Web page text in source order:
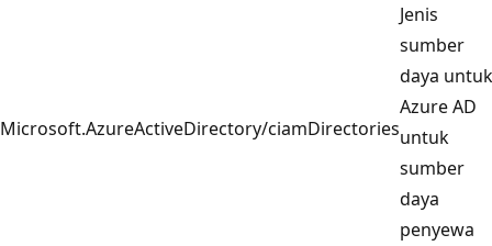
Microsoft.AzureActiveDirectory/ciamDirectories
Jenis
sumber
daya untuk
Azure AD
untuk
sumber
daya
penyewa